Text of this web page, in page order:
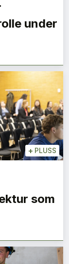
under
+ PLUSS
som